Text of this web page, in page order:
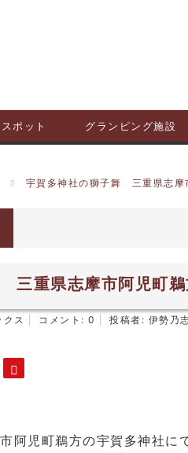
ポット グランピング施設
宇賀多神社の獅子舞 三重県志摩
三重県志摩市阿児町
ス コメント: 0 投稿者: 伊勢乃
阿児町鵜方の宇賀多神社に